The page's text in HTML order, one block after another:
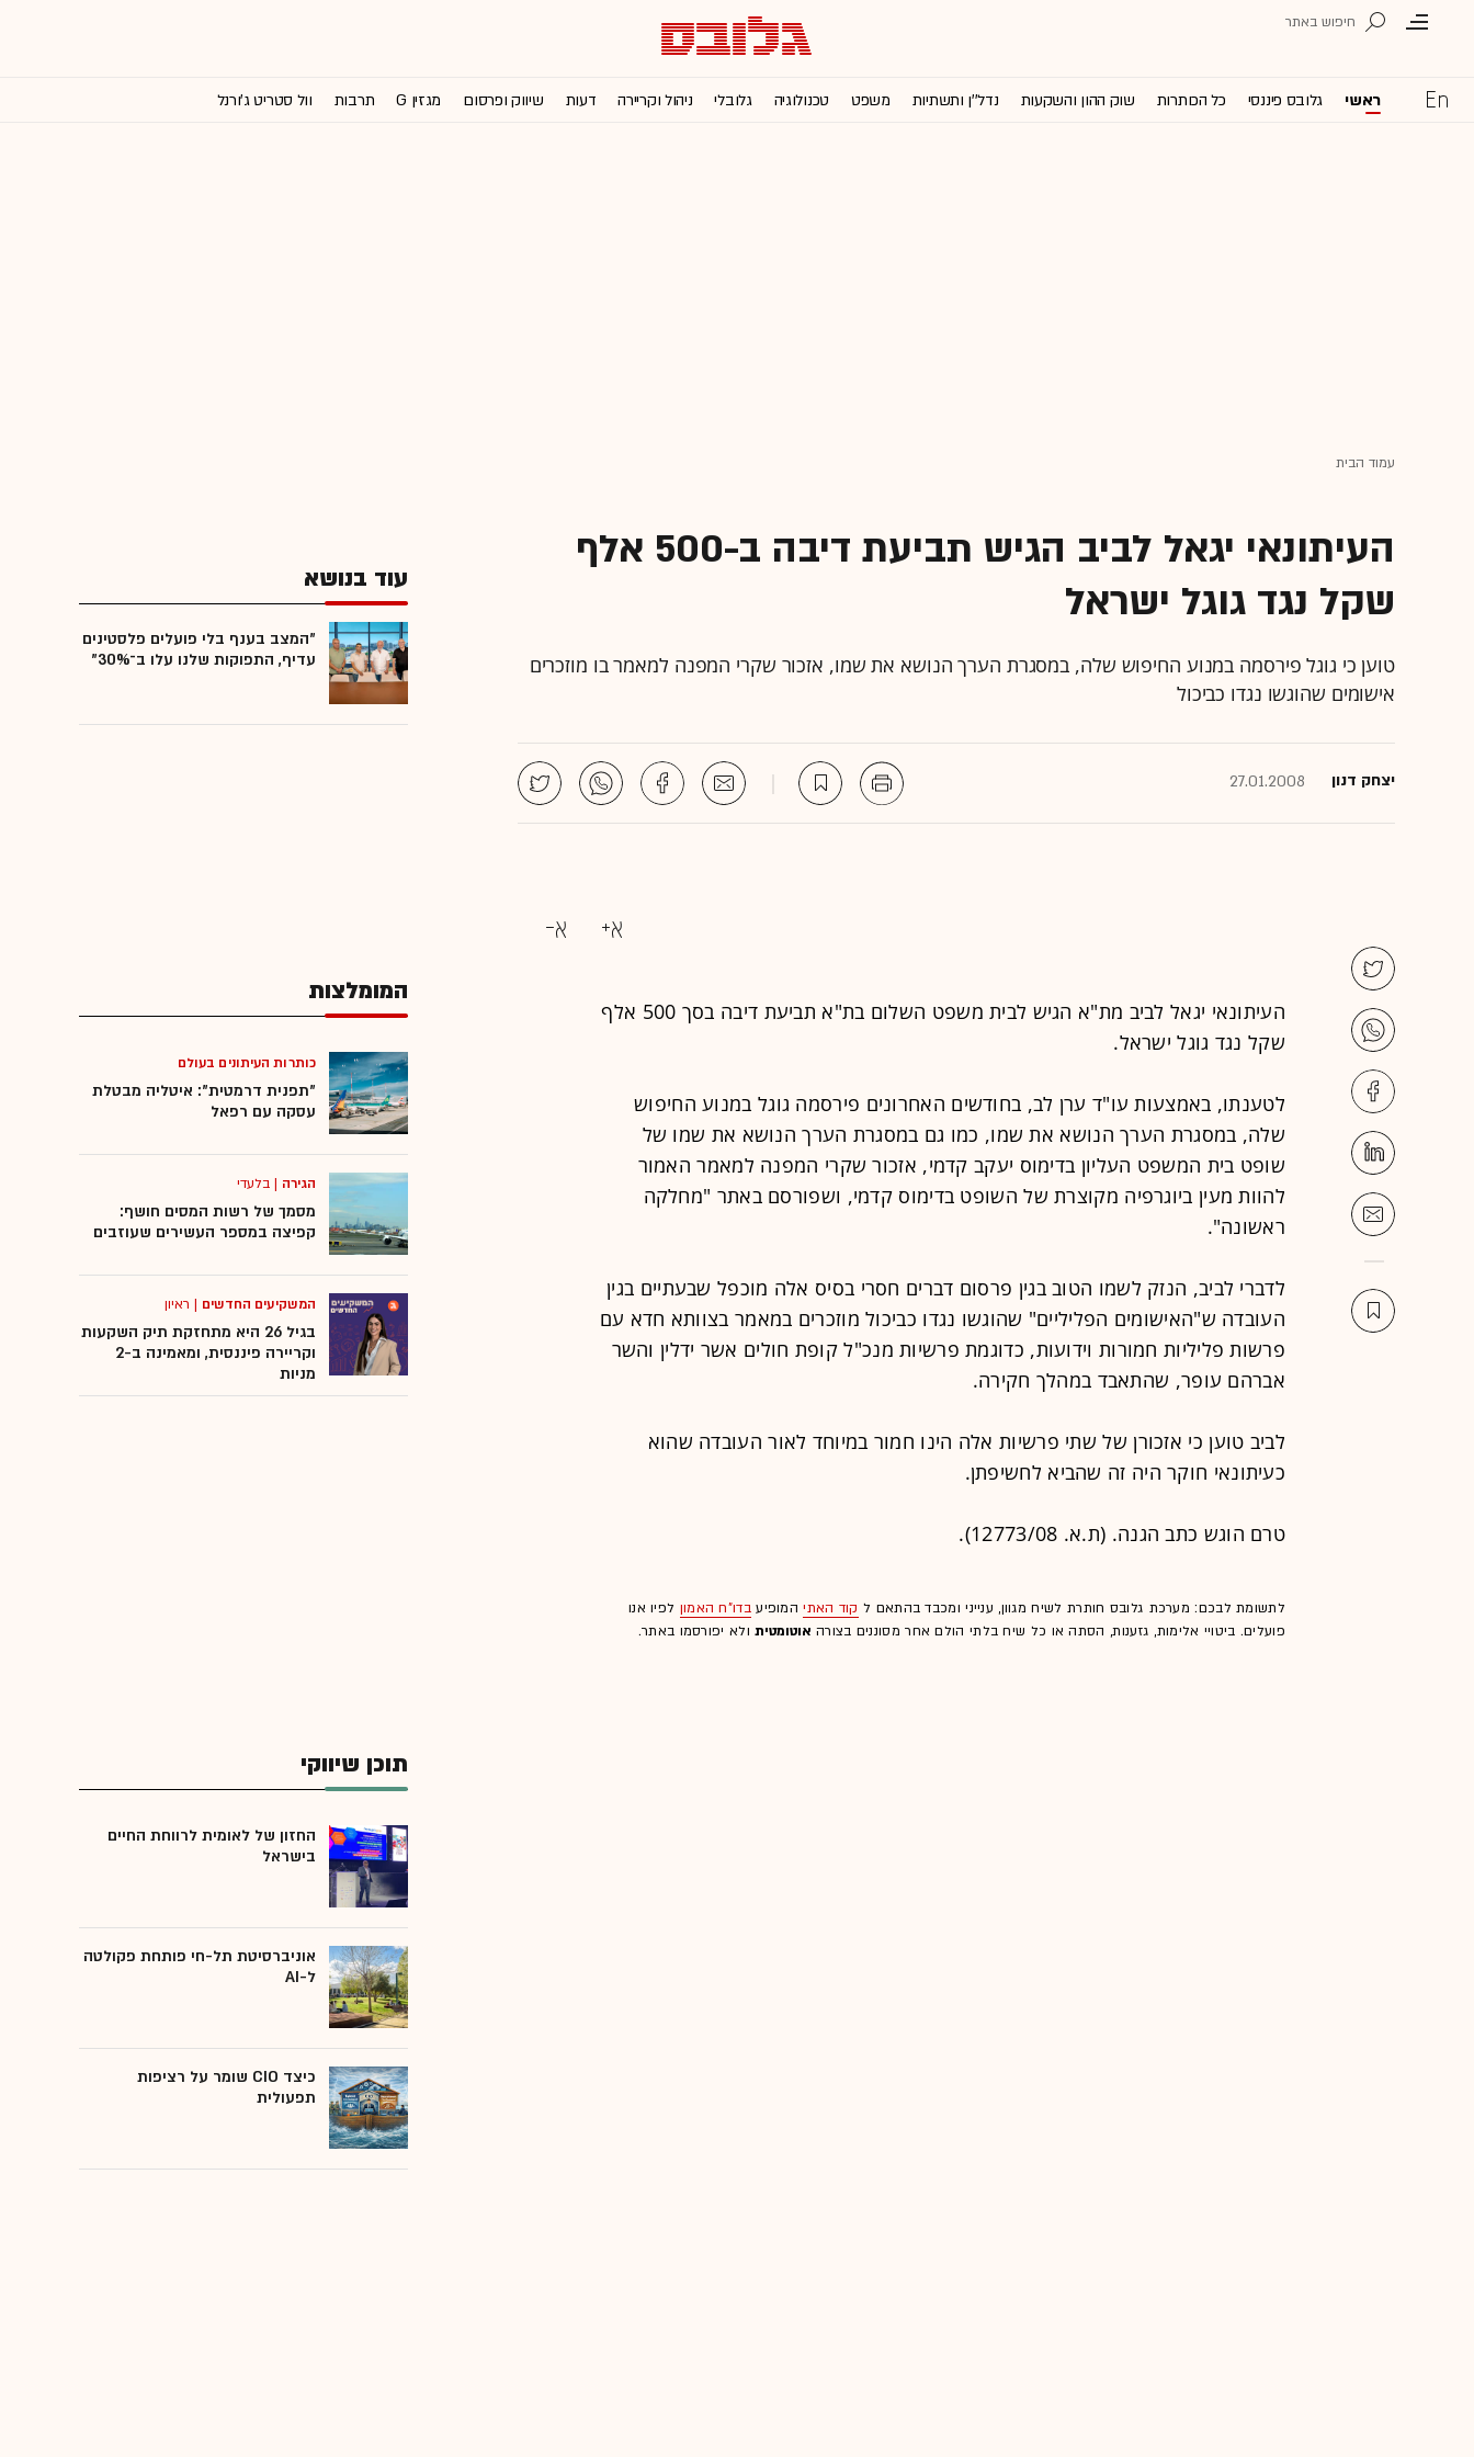
ראשי גלובס פיננסי כל הכותרות שוק ההון והשקעות נדל''ן ותשתיות משפט טכנולוגיה גלובלי ניהול וקריירה דעות שיווק ופרסום מגזין G תרבות וול סטריט ג'ורנל
עמוד הבית
העיתונאי יגאל לביב הגיש תביעת דיבה ב-500 אלף
שקל נגד גוגל ישראל
טוען כי גוגל פירסמה במנוע החיפוש שלה, במסגרת הערך הנושא את שמו, אזכור שקרי המפנה למאמר בו מוזכרים
אישומים שהוגשו נגדו כביכול
יצחק דנון 27.01.2008
העיתונאי יגאל לביב מת"א הגיש לבית משפט השלום בת"א תביעת דיבה בסך 500 אלף
שקל נגד גוגל ישראל.
לטענתו, באמצעות עו"ד ערן לב, בחודשים האחרונים פירסמה גוגל במנוע החיפוש
שלה, במסגרת הערך הנושא את שמו, כמו גם במסגרת הערך הנושא את שמו של
שופט בית המשפט העליון בדימוס יעקב קדמי, אזכור שקרי המפנה למאמר האמור
להוות מעין ביוגרפיה מקוצרת של השופט בדימוס קדמי, ושפורסם באתר "מחלקה
ראשונה".
לדברי לביב, הנזק לשמו הטוב בגין פרסום דברים חסרי בסיס אלה מוכפל שבעתיים בגין
העובדה ש"האישומים הפליליים" שהוגשו נגדו כביכול מוזכרים במאמר בצוותא חדא עם
פרשות פליליות חמורות וידועות, כדוגמת פרשיות מנכ"ל קופת חולים אשר ידלין והשר
אברהם עופר, שהתאבד במהלך חקירה.
לביב טוען כי אזכורן של שתי פרשיות אלה הינו חמור במיוחד לאור העובדה שהוא
כעיתונאי חוקר היה זה שהביא לחשיפתן.
טרם הוגש כתב הגנה. (ת.א. 12773/08).
לתשומת לבכם: מערכת גלובס חותרת לשיח מגוון, ענייני ומכבד בהתאם ל קוד האתיהמופיעבדו"ח האמון לפיו אנו
פועלים. ביטויי אלימות, גזענות, הסתה או כל שיח בלתי הולם אחר מסוננים בצורה אוטומטיתולא יפורסמו באתר.
עוד בנושא
"המצב בענף בלי פועלים פלסטינים
עדיף, התפוקות שלנו עלו ב־30%"
המומלצות
כותרות העיתונים בעולם
"תפנית דרמטית": איטליה מבטלת
עסקה עם רפאל
הגירה |בלעדי
מסמך של רשות המסים חושף:
קפיצה במספר העשירים שעוזבים
המשקיעים החדשים | ראיון
בגיל 26 היא מתחזקת תיק השקעות
וקריירה פיננסית, ומאמינה ב-2
מניות
תוכן שיווקי
החזון של לאומית לרווחת החיים
בישראל
אוניברסיטת תל-חי פותחת פקולטה
ל-AI
כיצד CIO שומר על רציפות
תפעולית